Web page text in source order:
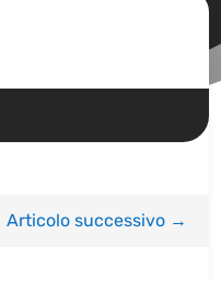
Articolo successivo→